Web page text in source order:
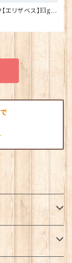
【エリザベス】Elgat
（73371）